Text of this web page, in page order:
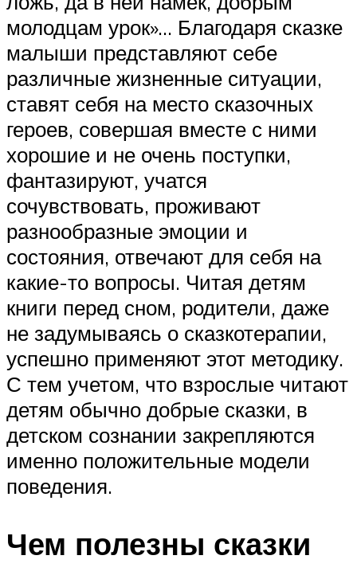
молодцам урок»… Благодаря сказке
малыши представляют себе
различные жизненные ситуации,
ставят себя на место сказочных
героев, совершая вместе с ними
хорошие и не очень поступки,
фантазируют, учатся
сочувствовать, проживают
разнообразные эмоции и
состояния, отвечают для себя на
какие-то вопросы. Читая детям
книги перед сном, родители, даже
не задумываясь о сказкотерапии,
успешно применяют этот методику.
С тем учетом, что взрослые читают
детям обычно добрые сказки, в
детском сознании закрепляются
именно положительные модели
поведения.
Чем полезны сказки